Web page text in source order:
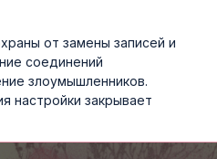
от замены записей и
соединений
злоумышленников.
настройки закрывает